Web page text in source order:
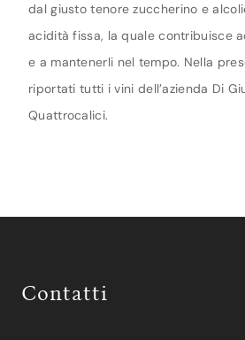
dal giusto tenore zuccherino e
acidità fissa, la quale contribuisce
e a mantenerli nel tempo. Nella
riportati tutti i vini dell’azienda Di
Quattrocalici.
Contatti